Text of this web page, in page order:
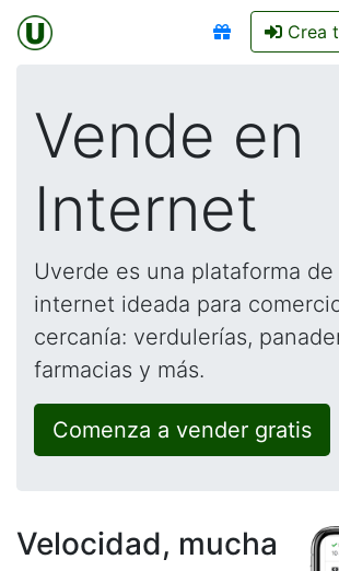
Crea
Vende en
Internet
Uverde es una plataforma
internet ideada para
cercanía: verdulerías,
farmacias y más.
Comenza a vender gratis
Velocidad, mucha